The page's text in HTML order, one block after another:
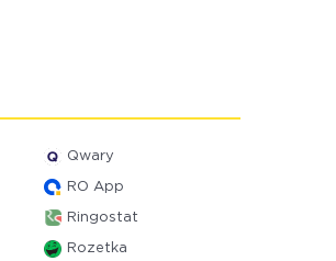
Qwary
RO App
Ringostat
Rozetka